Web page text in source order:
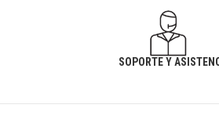
SOPORTE Y